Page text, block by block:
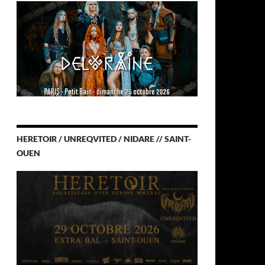
HERETOIR / UNREQVITED / NIDARE // SAINT-
OUEN